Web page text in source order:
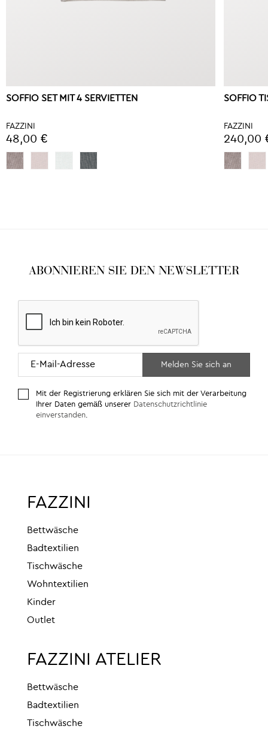
SOFFIO SET MIT 4 SERVIETTEN
FAZZINI
48,00 €
SOFFIO
FAZZINI
240,00
ABONNIEREN SIE DEN NEWSLETTER
Mit der Registrierung erklären Sie sich mit der Verarbeitung
Ihrer Daten gemäß unserer Datenschutzrichtlinie
einverstanden.
FAZZINI
Bettwäsche
Badtextilien
Tischwäsche
Wohntextilien
Kinder
Outlet
FAZZINI ATELIER
Bettwäsche
Badtextilien
Tischwäsche